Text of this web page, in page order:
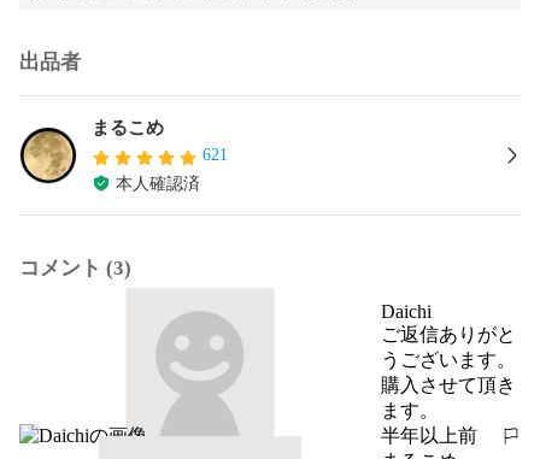
出品者
まるこめ
621
本人確認済
コメント (3)
Daichi
ご返信ありがと
うございます。
購入させて頂き
ます。
半年以上前
報告する